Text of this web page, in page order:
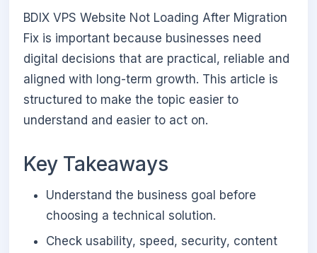
BDIX VPS Website Not Loading After Migration
Fix is important because businesses need
digital decisions that are practical, reliable and
aligned with long-term growth. This article is
structured to make the topic easier to
understand and easier to act on.
Key Takeaways
Understand the business goal before
choosing a technical solution.
Check usability, speed, security, content